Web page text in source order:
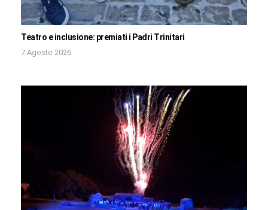
Teatro e inclusione: premiati i Padri Trinitari
7 Agosto 2026